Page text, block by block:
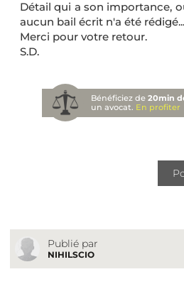
Détail qui a son importance,
aucun bail écrit n'a été
Merci pour votre retour.
S.D.
Bénéficiez de20min
un avocat. En profiter
Publié par
NIHILSCIO